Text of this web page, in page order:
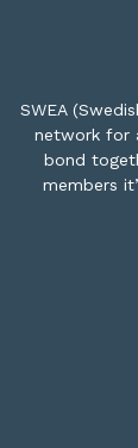
SWEA
network for
bond
members